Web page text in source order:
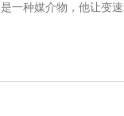
是一种媒介物，他让